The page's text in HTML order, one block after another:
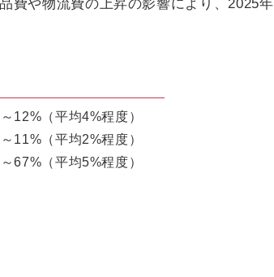
費や物流費の上昇の影響により、2025年
（平均4%程度）
（平均2%程度）
均5%程度）